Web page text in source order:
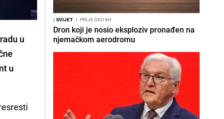
u
u
/SVIJET I PRIJE OKO 8H
Dron koji je nosio eksploziv pronađen na
njemačkom aerodromu